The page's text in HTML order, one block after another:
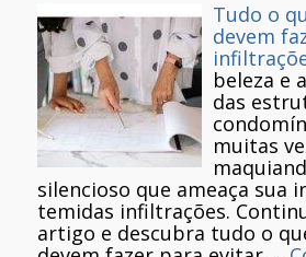
Tudo o
devem
beleza e
das
muitas
silencioso que ameaça sua
temidas infiltrações.
artigo e descubra tudo o